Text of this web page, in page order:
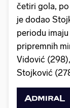
četiri gola,
je dodao
periodu
pripremnih
Vidović
Stojković